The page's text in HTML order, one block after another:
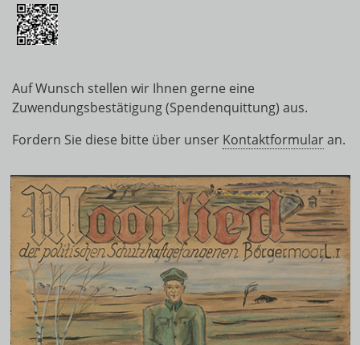
Auf Wunsch stellen wir Ihnen gerne eine
Zuwendungsbestätigung (Spendenquittung) aus.
Fordern Sie diese bitte über unser Kontaktformularan.